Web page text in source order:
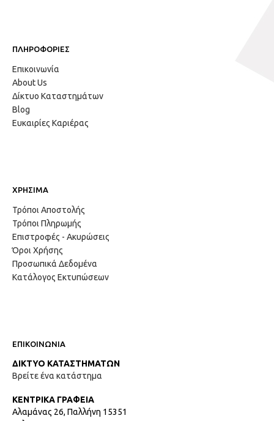
ΠΛΗΡΟΦΟΡΙΕΣ
Επικοινωνία
About Us
Δίκτυο Καταστημάτων
Blog
Ευκαιρίες Καριέρας
ΧΡΗΣΙΜΑ
Τρόποι Αποστολής
Τρόποι Πληρωμής
Επιστροφές - Ακυρώσεις
Όροι Χρήσης
Προσωπικά Δεδομένα
Κατάλογος Εκτυπώσεων
ΕΠΙΚΟΙΝΩΝΙΑ
ΔΙΚΤΥΟ ΚΑΤΑΣΤΗΜΑΤΩΝ
Βρείτε ένα κατάστημα
ΚΕΝΤΡΙΚΑ ΓΡΑΦΕΙΑ
Αλαμάνας 26, Παλλήνη 15351